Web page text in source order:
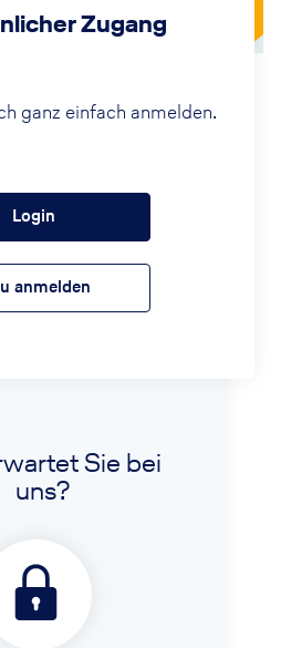
Zugang
ganz einfach anmelden.
Login
anmelden
Sie bei
uns?